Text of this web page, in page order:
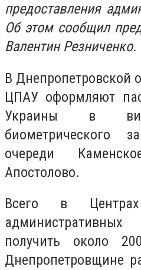
предоставления
Об этом сообщил
Валентин Резниченко.
В Днепропетровской
ЦПАУ оформляют
Украины в
биометрического
очереди
Апостолово.
Всего в Центрах
получить около
Днепропетровщине